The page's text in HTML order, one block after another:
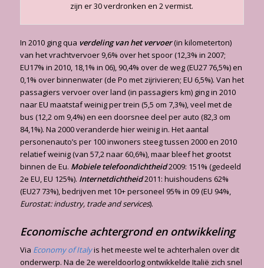
zijn er 30 verdronken en 2 vermist.
In 2010 ging qua verdeling van het vervoer(in kilometerton)
van het vrachtvervoer 9,6% over het spoor (12,3% in 2007;
EU17% in 2010, 18,1% in 06), 90,4% over de weg (EU27 76,5%) en
0,1% over binnenwater (de Po met zijrivieren; EU 6,5%). Van het
passagiers vervoer over land (in passagiers km) ging in 2010
naar EU maatstaf weinig per trein (5,5 om 7,3%), veel met de
bus (12,2 om 9,4%) en een doorsnee deel per auto (82,3 om
84,1%). Na 2000 veranderde hier weinig in. Het aantal
personenauto’s per 100 inwoners steeg tussen 2000 en 2010
relatief weinig (van 57,2 naar 60,6%), maar bleef het grootst
binnen de Eu. Mobiele tele­foondichtheid2009: 151% (gedeeld
2e EU, EU 125%). Internetdichtheid2011: huishoudens 62%
(EU27 73%), bedrijven met 10+ personeel 95% in 09 (EU 94%,
Eurostat: industry, trade and services).
Economische achtergrond en ontwikkeling
Via Economy of Italyis het meeste wel te achterhalen over dit
onderwerp. Na de 2e wereldoorlog ontwikkelde Italië zich snel